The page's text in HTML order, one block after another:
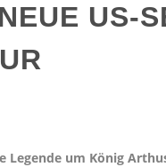
US-
um König